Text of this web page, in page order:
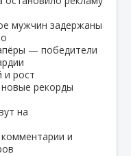
мужчин задержаны
— победители
и рост
рекорды
на
и